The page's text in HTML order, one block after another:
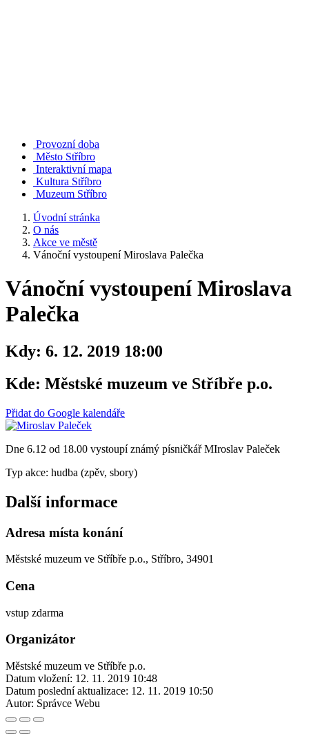
Provozní doba
Město Stříbro
Interaktivní mapa
Kultura Stříbro
Muzeum Stříbro
Úvodní stránka
O nás
Akce ve městě
Vánoční vystoupení Miroslava Palečka
Vánoční vystoupení Miroslava
Palečka
Kdy: 6. 12. 2019 18:00
Kde: Městské muzeum ve Stříbře p.o.
Přidat do Google kalendáře
Dne 6.12 od 18.00 vystoupí známý písničkář MIroslav Paleček
Typ akce: hudba (zpěv, sbory)
Další informace
Adresa místa konání
Městské muzeum ve Stříbře p.o., Stříbro, 34901
Cena
vstup zdarma
Organizátor
Městské muzeum ve Stříbře p.o.
Datum vložení: 12. 11. 2019 10:48
Datum poslední aktualizace: 12. 11. 2019 10:50
Autor: Správce Webu